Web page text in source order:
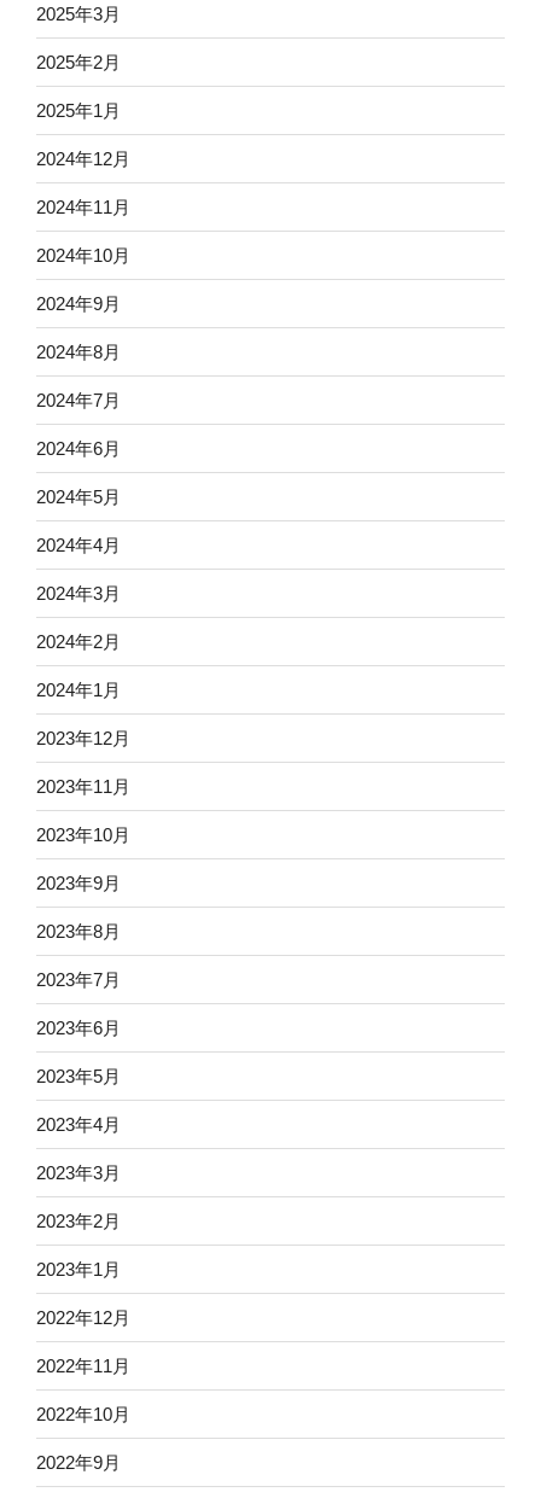
2025年3月
2025年2月
2025年1月
2024年12月
2024年11月
2024年10月
2024年9月
2024年8月
2024年7月
2024年6月
2024年5月
2024年4月
2024年3月
2024年2月
2024年1月
2023年12月
2023年11月
2023年10月
2023年9月
2023年8月
2023年7月
2023年6月
2023年5月
2023年4月
2023年3月
2023年2月
2023年1月
2022年12月
2022年11月
2022年10月
2022年9月